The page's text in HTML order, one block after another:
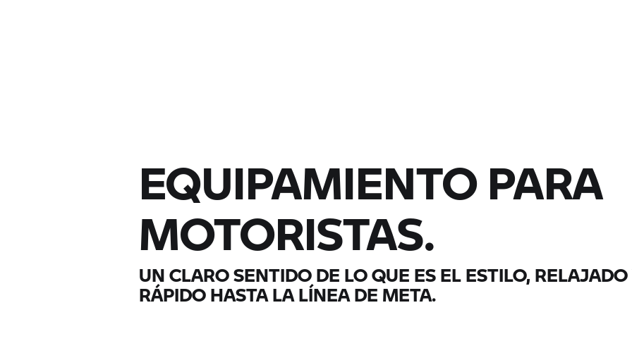
EQUIPAMIENTO PARA
MOTORISTAS.
UN CLARO SENTIDO DE LO QUE ES EL ESTILO,
RÁPIDO HASTA LA LÍNEA DE META.